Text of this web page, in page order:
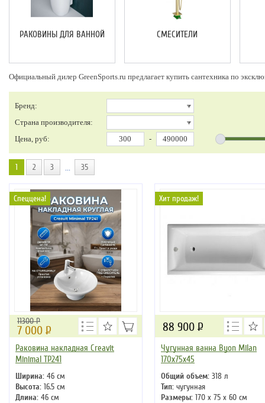
РАКОВИНЫ ДЛЯ ВАННОЙ СМЕСИТЕЛИ
Официальный дилер GreenSports.ru предлагает купить сантехника по
Бренд:
Страна производителя:
Цена, руб:
-
1 2 3 35
Спеццена!
Раковина накладная Creavit
Minimal TP241
Ширина: 46 см
Высота: 16.5 см
Длина: 46 см
11300 Р
7 000 Р
Хит продаж!
Чугунная ванна Byon Milan
170x75x45
Общий объем: 318 л
Тип: чугунная
Размеры: 170 x 75 x 60 см
88 900 Р